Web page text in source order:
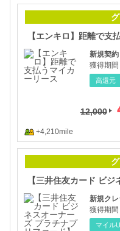
【エンキロ】距離で支
新規契約
獲得期間
高還元
12,000
+4,210mile
新規ク
獲得期間
マイル